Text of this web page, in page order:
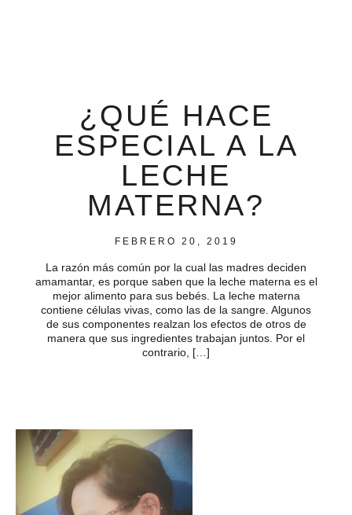
¿QUÉ HACE
ESPECIAL A LA
LECHE
MATERNA?
FEBRERO 20, 2019
La razón más común por la cual las madres deciden
amamantar, es porque saben que la leche materna es el
mejor alimento para sus bebés. La leche materna
contiene células vivas, como las de la sangre. Algunos
de sus componentes realzan los efectos de otros de
manera que sus ingredientes trabajan juntos. Por el
contrario, […]